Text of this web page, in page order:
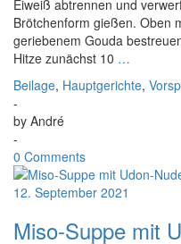
Eiweiß abtrennen und
Brötchenform gießen. Oben
geriebenem Gouda
Hitze zunächst 10 …
Beilage, Hauptgerichte,
-
by André
-
0 Comments
12. September 2021
Miso-Suppe mit